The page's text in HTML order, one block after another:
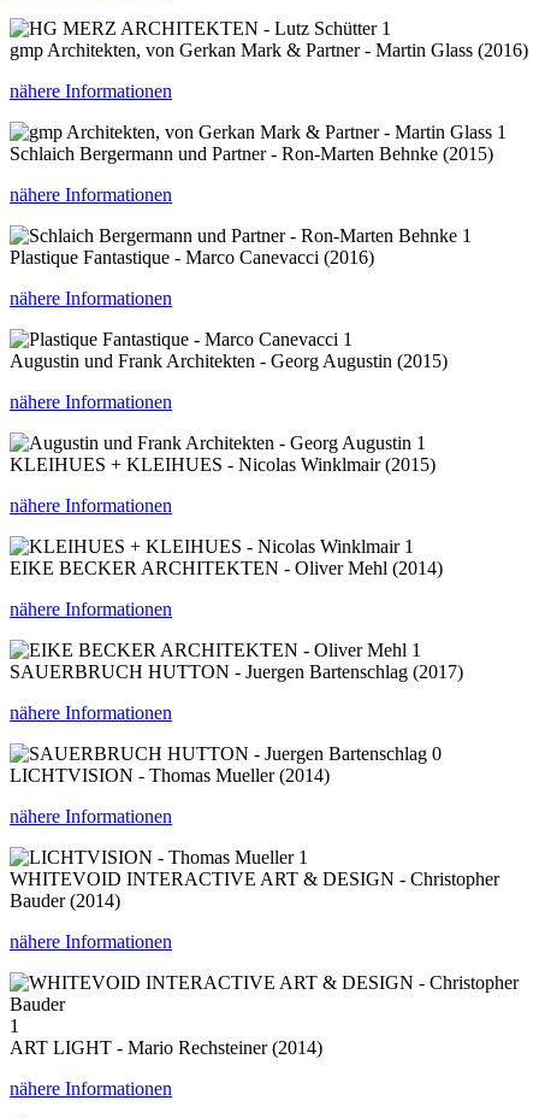
1
gmp Architekten, von Gerkan Mark & Partner - Martin Glass (2016)
nähere Informationen
1
Schlaich Bergermann und Partner - Ron-Marten Behnke (2015)
nähere Informationen
1
Plastique Fantastique - Marco Canevacci (2016)
nähere Informationen
1
Augustin und Frank Architekten - Georg Augustin (2015)
nähere Informationen
1
KLEIHUES + KLEIHUES - Nicolas Winklmair (2015)
nähere Informationen
1
EIKE BECKER ARCHITEKTEN - Oliver Mehl (2014)
nähere Informationen
1
SAUERBRUCH HUTTON - Juergen Bartenschlag (2017)
nähere Informationen
0
LICHTVISION - Thomas Mueller (2014)
nähere Informationen
1
WHITEVOID INTERACTIVE ART & DESIGN - Christopher
Bauder (2014)
nähere Informationen
1
ART LIGHT - Mario Rechsteiner (2014)
nähere Informationen